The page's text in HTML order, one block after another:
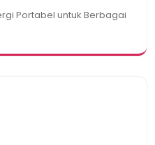
Portabel untuk Berbagai